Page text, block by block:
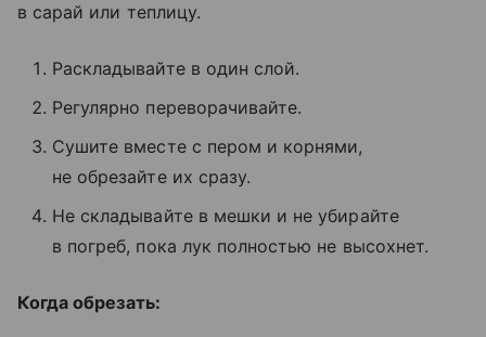
в сарай или теплицу.
Раскладывайте в один слой.
Регулярно переворачивайте.
Сушите вместе с пером и корнями,
не обрезайте их сразу.
Не складывайте в мешки и не убирайте
в погреб, пока лук полностью не высохнет.
Когда обрезать: